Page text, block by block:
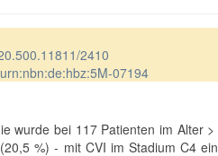
2410
07194
wurde bei 117 Patienten im Alter
%) - mit CVI im Stadium C4